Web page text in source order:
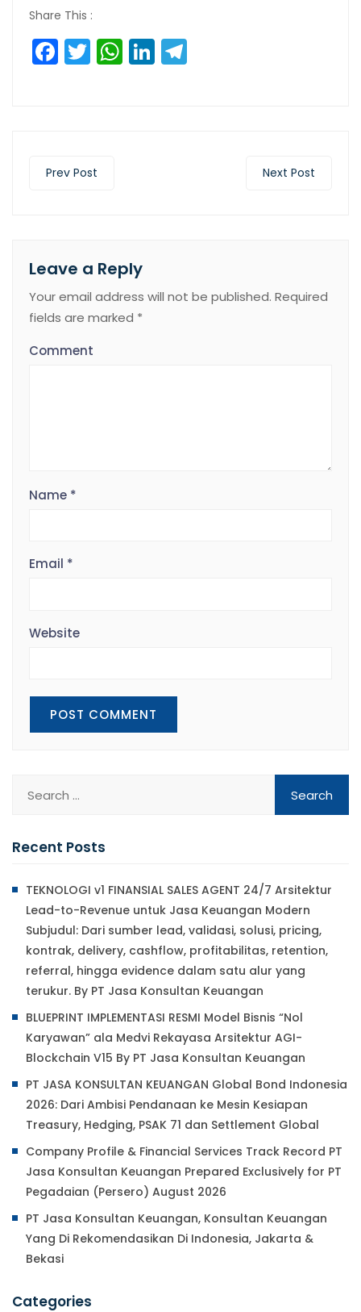
Share This :
Facebook
Twitter
WhatsApp
LinkedIn
Prev Post Next Post
Leave a Reply
Your email address will not be published. Required
fields are marked *
Comment
Name *
Email *
Website
Recent Posts
TEKNOLOGI v1 FINANSIAL SALES AGENT 24/7 Arsitektur
Lead-to-Revenue untuk Jasa Keuangan Modern
Subjudul: Dari sumber lead, validasi, solusi, pricing,
kontrak, delivery, cashflow, profitabilitas, retention,
referral, hingga evidence dalam satu alur yang
terukur. By PT Jasa Konsultan Keuangan
BLUEPRINT IMPLEMENTASI RESMI Model Bisnis “Nol
Karyawan” ala Medvi Rekayasa Arsitektur AGI-
Blockchain V15 By PT Jasa Konsultan Keuangan
PT JASA KONSULTAN KEUANGAN Global Bond Indonesia
2026: Dari Ambisi Pendanaan ke Mesin Kesiapan
Treasury, Hedging, PSAK 71 dan Settlement Global
Company Profile & Financial Services Track Record PT
Jasa Konsultan Keuangan Prepared Exclusively for PT
Pegadaian (Persero) August 2026
PT Jasa Konsultan Keuangan, Konsultan Keuangan
Yang Di Rekomendasikan Di Indonesia, Jakarta &
Bekasi
Categories